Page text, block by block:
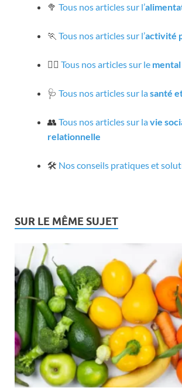
🥦 Tous nos articles sur l’
🏃 Tous nos articles sur l’activité
🧘‍♀️ Tous nos articles sur le
🩺 Tous nos articles sur lasanté
👥 Tous nos articles sur lavie
relationnelle
🛠️ Nos conseils pratiques et
SUR LE MÊME SUJET